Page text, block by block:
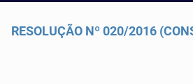
RESOLUÇÃO Nº 020/2016